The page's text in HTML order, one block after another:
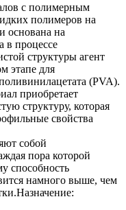
с полимерным
полимеров на
основана на
в процессе
структуры агент
этапе для
(PVA).
приобретает
структуру, которая
свойства
собой
пора которой
способность
намного выше, чем